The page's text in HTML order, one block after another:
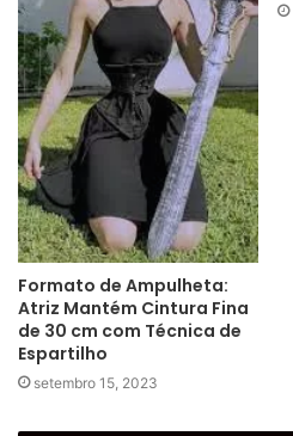
Formato de Ampulheta:
Atriz Mantém Cintura Fina
de 30 cm com Técnica de
Espartilho
setembro 15, 2023